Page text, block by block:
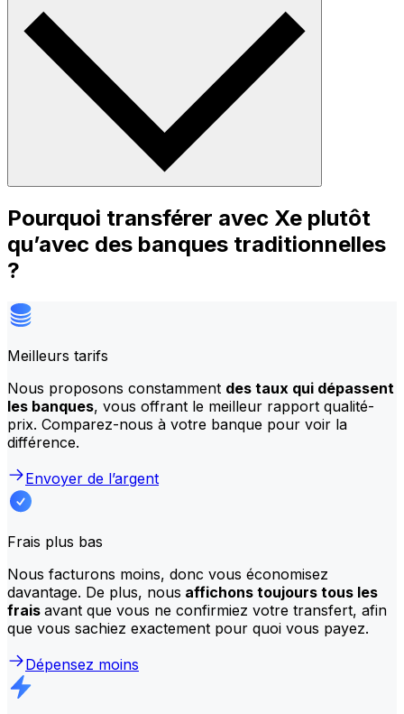
Pourquoi transférer avec Xe plutôt
qu’avec des banques traditionnelles
?
Meilleurs tarifs
Nous proposons constamment des taux qui dépassent
les banques, vous offrant le meilleur rapport qualité-
prix. Comparez-nous à votre banque pour voir la
différence.
Envoyer de l’argent
Frais plus bas
Nous facturons moins, donc vous économisez
davantage. De plus, nous affichons toujours tous les
frais avant que vous ne confirmiez votre transfert, afin
que vous sachiez exactement pour quoi vous payez.
Dépensez moins